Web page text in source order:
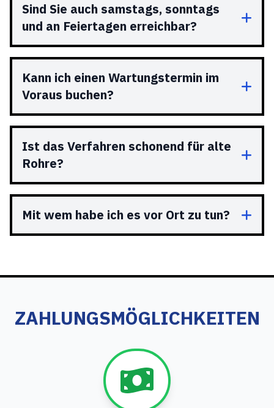
Sind Sie auch samstags, sonntags
und an Feiertagen erreichbar?
Kann ich einen Wartungstermin im
Voraus buchen?
Ist das Verfahren schonend für alte
Rohre?
Mit wem habe ich es vor Ort zu tun?
ZAHLUNGSMÖGLICHKEITEN